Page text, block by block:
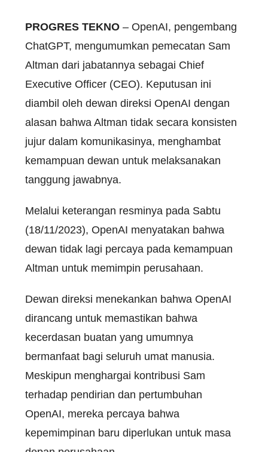
PROGRES TEKNO – OpenAI, pengembang
ChatGPT, mengumumkan pemecatan Sam
Altman dari jabatannya sebagai Chief
Executive Officer (CEO). Keputusan ini
diambil oleh dewan direksi OpenAI dengan
alasan bahwa Altman tidak secara konsisten
jujur dalam komunikasinya, menghambat
kemampuan dewan untuk melaksanakan
tanggung jawabnya.
Melalui keterangan resminya pada Sabtu
(18/11/2023), OpenAI menyatakan bahwa
dewan tidak lagi percaya pada kemampuan
Altman untuk memimpin perusahaan.
Dewan direksi menekankan bahwa OpenAI
dirancang untuk memastikan bahwa
kecerdasan buatan yang umumnya
bermanfaat bagi seluruh umat manusia.
Meskipun menghargai kontribusi Sam
terhadap pendirian dan pertumbuhan
OpenAI, mereka percaya bahwa
kepemimpinan baru diperlukan untuk masa